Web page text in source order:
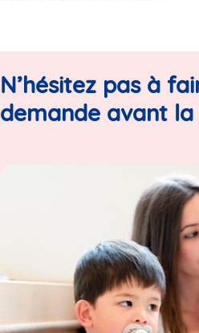
N’hésitez pas à
demande avant la